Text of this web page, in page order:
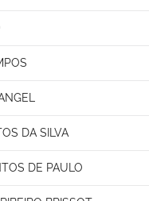
DA SILVA
DE PAULO